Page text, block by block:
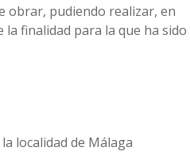
obrar, pudiendo realizar, en
finalidad para la que ha sido
localidad de Málaga